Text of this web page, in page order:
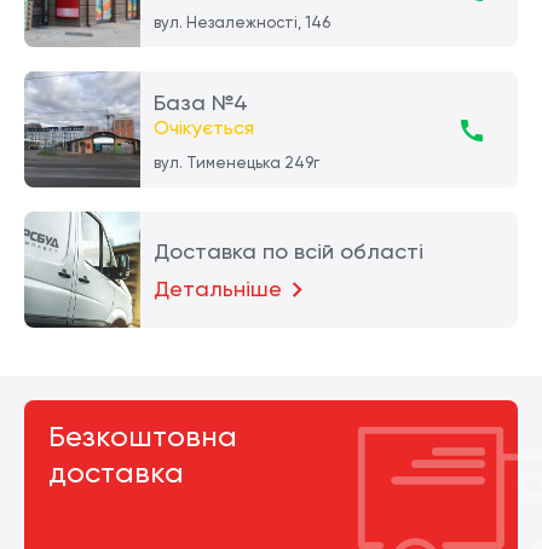
вул. Незалежності, 146
База №4
Очікується
вул. Тименецька 249г
Доставка по всій області
Детальніше
Безкоштовна
доставка